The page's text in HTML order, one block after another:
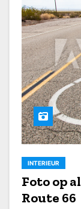
INTERIEUR
Foto op
Route 66